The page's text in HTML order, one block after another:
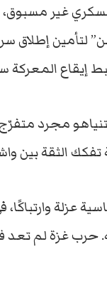
غير مسبوق،
لتأمينإطلاق
إيقاعالمعركة
مجرد
تفكك الثقةبين
عزلةوارتباكًا،
حربغزةلمتعد